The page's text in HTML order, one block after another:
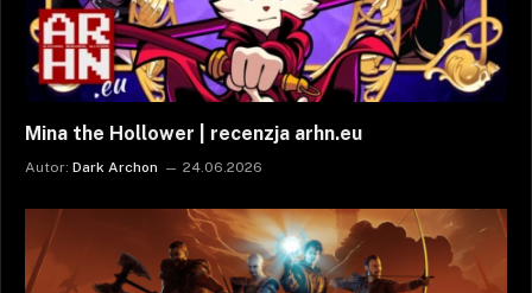
Mina the Hollower | recenzja arhn.eu
Autor: Dark Archon 24.06.2026